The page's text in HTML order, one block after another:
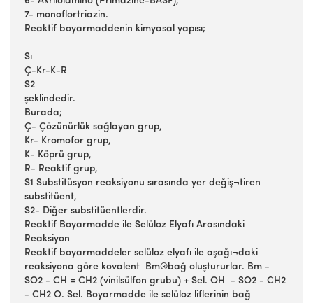
7- monoflortriazin.
Reaktif boyarmaddenin kimyasal yapısı;
Sı
Ç-Kr-K-R
S2
şeklindedir.
Burada;
Ç- Çözünürlük sağlayan grup,
Kr- Kromofor grup,
K- Köprü grup,
R- Reaktif grup,
S1 Substitüsyon reaksiyonu sırasında yer değiş¬tiren
substitüent,
S2- Diğer substitüentlerdir.
Reaktif Boyarmadde ile Selüloz Elyafı Arasındaki
Reaksiyon
Reaktif boyarmaddeler selüloz elyafı ile aşağı¬daki
reaksiyona göre kovalent Bm®bağ oluştururlar. Bm -
SO2 - CH = CH2 (vinilsülfon grubu) + Sel. OH - SO2 - CH2
- CH2 O. Sel. Boyarmadde ile selüloz liflerinin bağ